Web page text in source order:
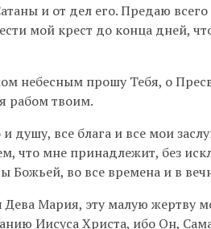
и от дел его. Предаю
мой крест до конца дней,
небесным прошу Тебя, о
рабом твоим.
душу, все блага и все мои
что мне принадлежит, без
Божьей, во все времена и в
Мария, эту малую жертву
Иисуса Христа, ибо Он,